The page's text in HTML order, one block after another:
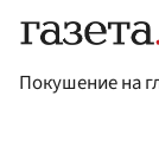
Покушение на